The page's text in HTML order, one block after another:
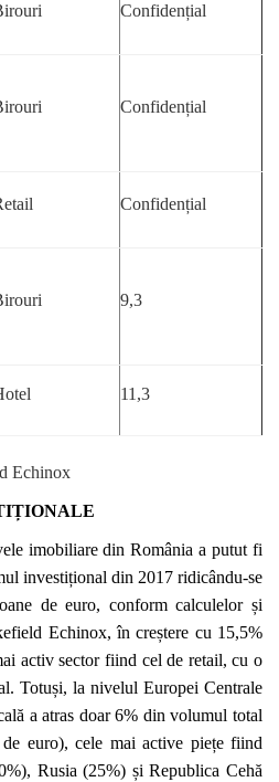
Confidențial
Confidențial
Confidențial
9,3
11,3
Echinox
imobiliare din România a putut fi
investițional din 2017 ridicându-se
de euro, conform calculelor și
Echinox, în creștere cu 15,5%
activ sector fiind cel de retail, cu o
Totuși, la nivelul Europei Centrale
a atras doar 6% din volumul total
euro), cele mai active piețe fiind
Rusia (25%) și Republica Cehă